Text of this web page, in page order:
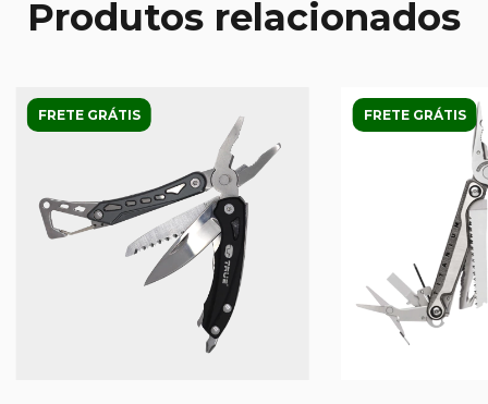
Produtos relacionados
FRETE GRÁTIS FRETE GRÁTIS